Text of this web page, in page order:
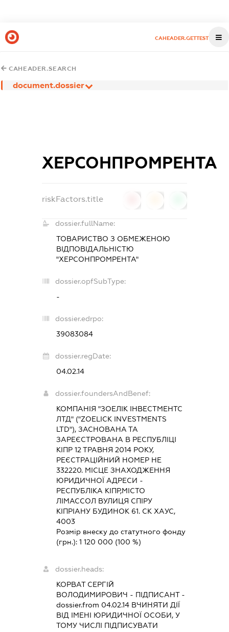
CAHEADER.GETTEST
CAHEADER.SEARCH
document.dossier
ХЕРСОНПРОМРЕНТА
riskFactors.title
dossier.fullName:
ТОВАРИСТВО З ОБМЕЖЕНОЮ
ВІДПОВІДАЛЬНІСТЮ
"ХЕРСОНПРОМРЕНТА"
dossier.opfSubType:
-
dossier.edrpo:
39083084
dossier.regDate:
04.02.14
dossier.foundersAndBenef:
КОМПАНІЯ "ЗОЕЛІК ІНВЕСТМЕНТС
ЛТД" ("ZOELICK INVESTMENTS
LTD"), ЗАСНОВАНА ТА
ЗАРЕЄСТРОВАНА В РЕСПУБЛІЦІ
КІПР 12 ТРАВНЯ 2014 РОКУ,
РЕЄСТРАЦІЙНИЙ НОМЕР НЕ
332220. МІСЦЕ ЗНАХОДЖЕННЯ
ЮРИДИЧНОЇ АДРЕСИ -
РЕСПУБЛІКА КІПР,МІСТО
ЛІМАССОЛ ВУЛИЦЯ СПІРУ
КІПРІАНУ БУДИНОК 61. СК ХАУС,
4003
Розмір внеску до статутного фонду
(грн.):1 120 000 (100 %)
dossier.heads:
КОРВАТ СЕРГІЙ
ВОЛОДИМИРОВИЧ - ПІДПИСАНТ-
dossier.from 04.02.14 ВЧИНЯТИ ДІЇ
ВІД ІМЕНІ ЮРИДИЧНОЇ ОСОБИ, У
ТОМУ ЧИСЛІ ПІДПИСУВАТИ